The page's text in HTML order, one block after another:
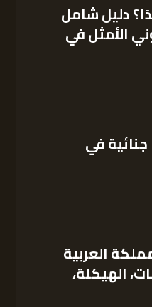
دليل شامل
الأمثل في
في
العربية
الهيكلة،